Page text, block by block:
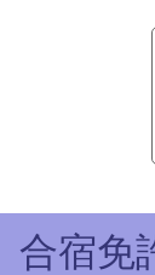
合宿免